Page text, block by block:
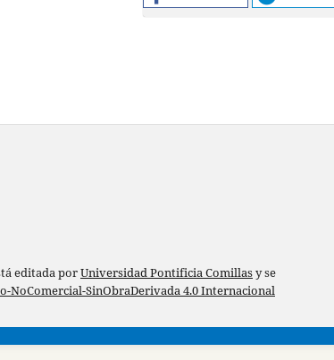
editada porUniversidad Pontificia Comillasy se
NoComercial-SinObraDerivada 4.0 Internacional